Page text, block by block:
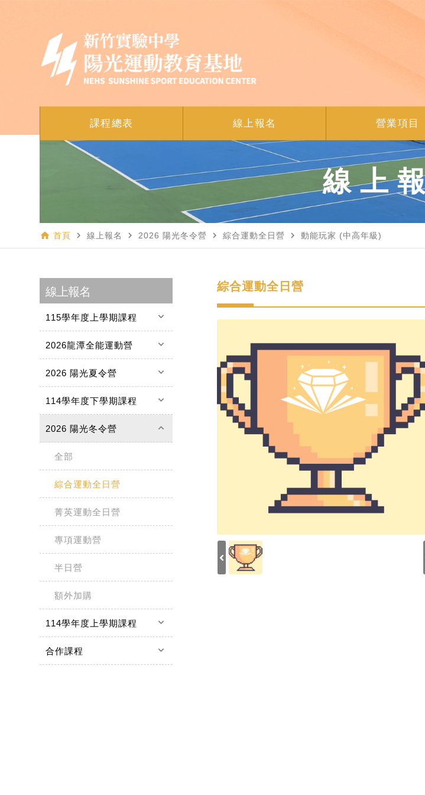
課程總表 線上報名 營業項目
線上
home 首頁 navigate_next 線上報名 navigate_next 2026 陽光冬令營 navigate_next 綜合運動全日營 navigate_next 動能玩家 (中高年級)
線上報名
115學年度上學期課程 keyboard_arrow_down
2026龍潭全能運動營 keyboard_arrow_down
2026 陽光夏令營 keyboard_arrow_down
114學年度下學期課程 keyboard_arrow_down
2026 陽光冬令營 keyboard_arrow_up
全部
綜合運動全日營
菁英運動全日營
專項運動營
半日營
額外加購
114學年度上學期課程 keyboard_arrow_down
合作課程 keyboard_arrow_down
綜合運動全日營